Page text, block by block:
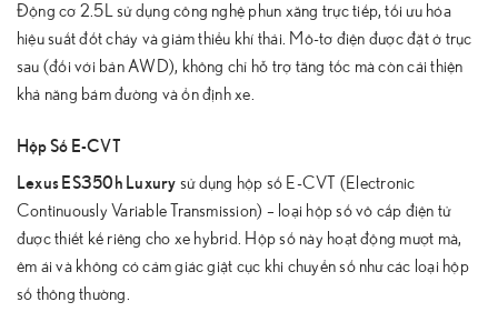
Động cơ 2.5L sử dụng công nghệ phun xăng trực tiếp, tối ưu hóa
hiệu suất đốt cháy và giảm thiểu khí thải. Mô-tơ điện được đặt ở trục
sau (đối với bản AWD), không chỉ hỗ trợ tăng tốc mà còn cải thiện
khả năng bám đường và ổn định xe.
Hộp Số E-CVT
Lexus ES350h Luxury sử dụng hộp số E-CVT (Electronic
Continuously Variable Transmission) – loại hộp số vô cấp điện tử
được thiết kế riêng cho xe hybrid. Hộp số này hoạt động mượt mà,
êm ái và không có cảm giác giật cục khi chuyển số như các loại hộp
số thông thường.